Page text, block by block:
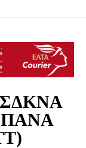
ΕΠΑΝΑ